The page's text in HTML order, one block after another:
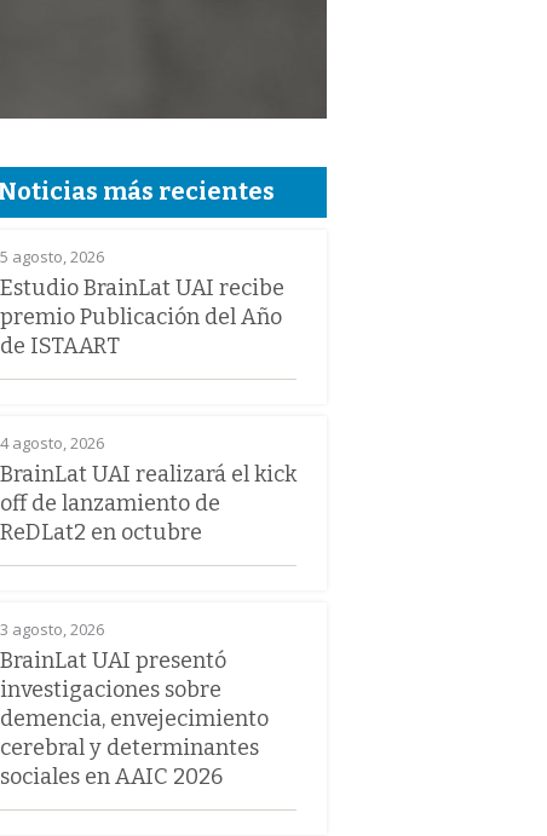
Noticias más recientes
5 agosto, 2026
Estudio BrainLat UAI recibe
premio Publicación del Año
de ISTAART
4 agosto, 2026
BrainLat UAI realizará el kick
off de lanzamiento de
ReDLat2 en octubre
3 agosto, 2026
BrainLat UAI presentó
investigaciones sobre
demencia, envejecimiento
cerebral y determinantes
sociales en AAIC 2026